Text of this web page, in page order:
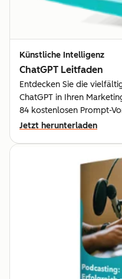
Künstliche Intelligenz
ChatGPT Leitfaden
Entdecken Sie die
ChatGPT in Ihren
84 kostenlosen Prompt-
Jetzt herunterladen